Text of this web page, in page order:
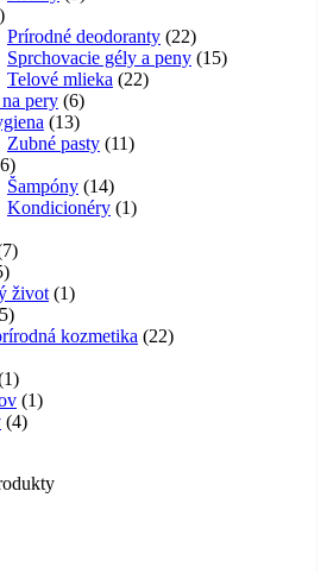
71
produktov
Prírodné deodoranty 2222
produktov
Sprchovacie gély a peny 1515
Telové mlieka 2222
pery 66
produktov
1313
produktov
Zubné pasty 1111
16
produktov
Šampóny 1414
produktov
Kondicionéry 11
77
5
produktov
život 11
15
produktovkozmetika 2222
11
produkt
11
44